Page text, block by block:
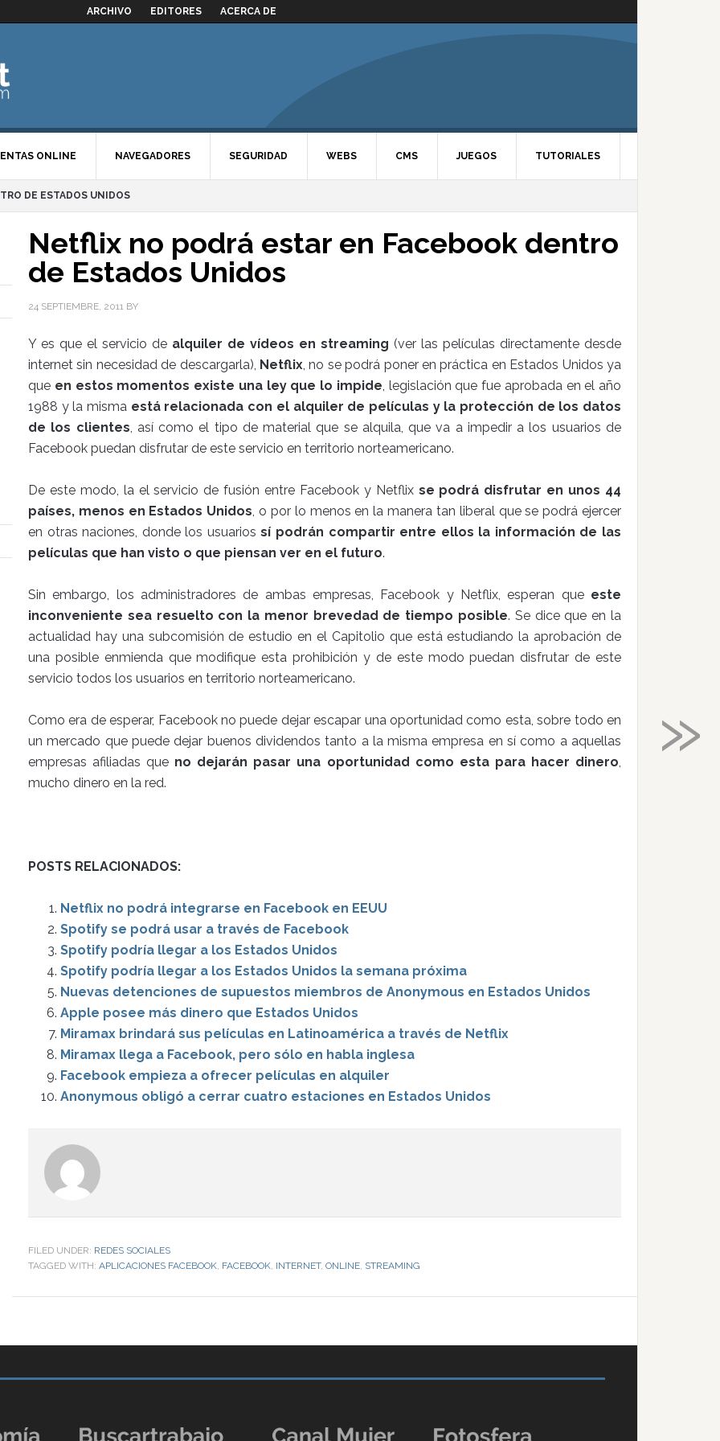
ARCHIVO EDITORES ACERCA DE
ONLINE NAVEGADORES SEGURIDAD WEBS CMS JUEGOS TUTORIALES
DE ESTADOS UNIDOS
Netflix no podrá estar en Facebook dentro
de Estados Unidos
24 SEPTIEMBRE, 2011 BY
Y es que el servicio de alquiler de vídeos en streaming (ver las películas directamente desde
internet sin necesidad de descargarla), Netflix, no se podrá poner en práctica en Estados Unidos ya
que en estos momentos existe una ley que lo impide, legislación que fue aprobada en el año
1988 y la misma está relacionada con el alquiler de películas y la protección de los datos
de los clientes, así como el tipo de material que se alquila, que va a impedir a los usuarios de
Facebook puedan disfrutar de este servicio en territorio norteamericano.
De este modo, la el servicio de fusión entre Facebook y Netflix se podrá disfrutar en unos 44
países, menos en Estados Unidos, o por lo menos en la manera tan liberal que se podrá ejercer
en otras naciones, donde los usuariossí podrán compartir entre ellos la información de las
películas que han visto o que piensan ver en el futuro.
Sin embargo, los administradores de ambas empresas, Facebook y Netflix, esperan que este
inconveniente sea resuelto con la menor brevedad de tiempo posible. Se dice que en la
actualidad hay una subcomisión de estudio en el Capitolio que está estudiando la aprobación de
una posible enmienda que modifique esta prohibición y de este modo puedan disfrutar de este
servicio todos los usuarios en territorio norteamericano.
Como era de esperar, Facebook no puede dejar escapar una oportunidad como esta, sobre todo en
un mercado que puede dejar buenos dividendos tanto a la misma empresa en sí como a aquellas
empresas afiliadas que no dejarán pasar una oportunidad como esta para hacer dinero,
mucho dinero en la red.
POSTS RELACIONADOS:
Netflix no podrá integrarse en Facebook en EEUU
Spotify se podrá usar a través de Facebook
Spotify podría llegar a los Estados Unidos
Spotify podría llegar a los Estados Unidos la semana próxima
Nuevas detenciones de supuestos miembros de Anonymous en Estados Unidos
Apple posee más dinero que Estados Unidos
Miramax brindará sus películas en Latinoamérica a través de Netflix
Miramax llega a Facebook, pero sólo en habla inglesa
Facebook empieza a ofrecer películas en alquiler
Anonymous obligó a cerrar cuatro estaciones en Estados Unidos
FILED UNDER: REDES SOCIALES
TAGGED WITH: APLICACIONES FACEBOOK, FACEBOOK, INTERNET, ONLINE, STREAMING
»